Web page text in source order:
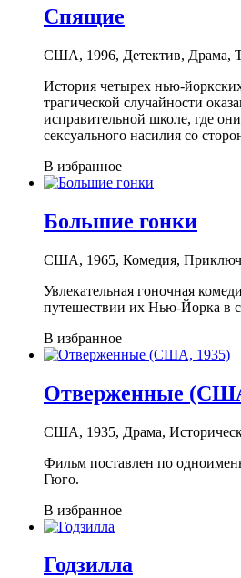
Спящие
США, 1996, Детектив, Драма,
История четырех нью-
трагической случайности
исправительной школе, где
сексуального насилия со
В избранное
Большие гонки
США, 1965, Комедия,
Увлекательная гоночная
путешествии их Нью-Йорка в
В избранное
Отверженные
США, 1935, Драма,
Фильм поставлен по
Гюго.
В избранное
Годзилла